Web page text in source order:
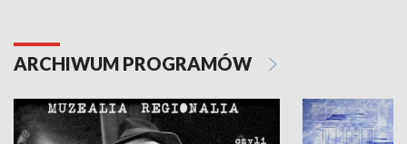
ARCHIWUM PROGRAMÓW